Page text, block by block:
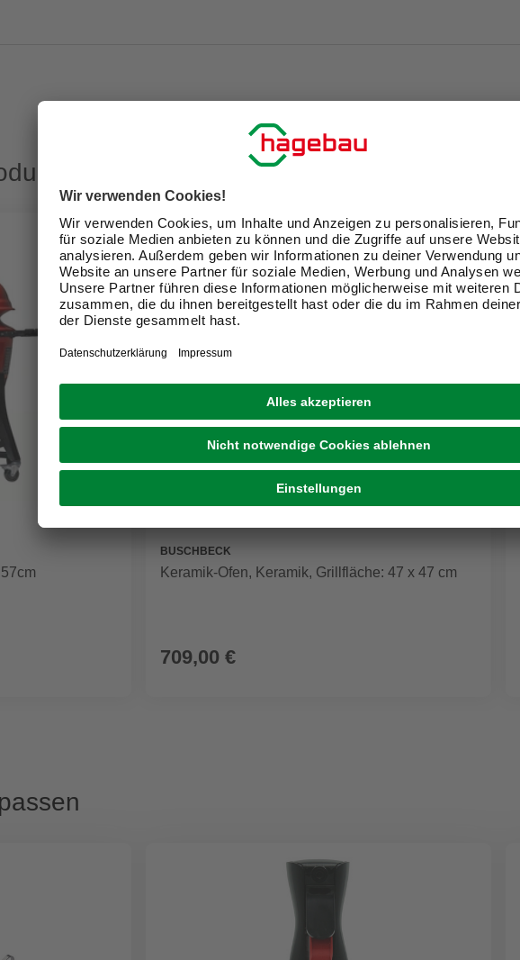
BUSCHBECK
Keramik-Ofen, Keramik, Grillfläche: 47 x 47 cm
709,00 €